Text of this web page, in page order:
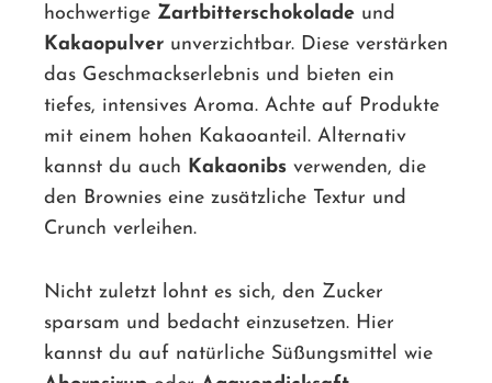
hochwertige Zartbitterschokolade und
Kakaopulver unverzichtbar. Diese verstärken
das Geschmackserlebnis und bieten ein
tiefes, intensives Aroma. Achte auf Produkte
mit einem hohen Kakaoanteil. Alternativ
kannst du auch Kakaonibs verwenden, die
den Brownies eine zusätzliche Textur und
Crunch verleihen.
Nicht zuletzt lohnt es sich, den Zucker
sparsam und bedacht einzusetzen. Hier
kannst du auf natürliche Süßungsmittel wie